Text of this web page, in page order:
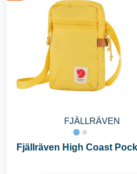
FJÄLLRÄVEN
Fjällräven High Coast